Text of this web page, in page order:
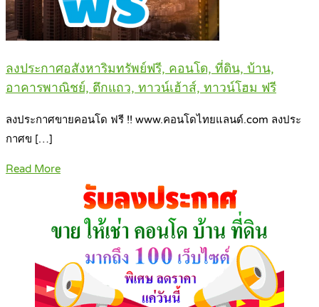
ลงประกาศอสังหาริมทรัพย์ฟรี, คอนโด, ที่ดิน, บ้าน,
อาคารพาณิชย์, ตึกแถว, ทาวน์เฮ้าส์, ทาวน์โฮม ฟรี
ลงประกาศขายคอนโด ฟรี !! www.คอนโดไทยแลนด์.com ลงประ
กาศข […]
Read More